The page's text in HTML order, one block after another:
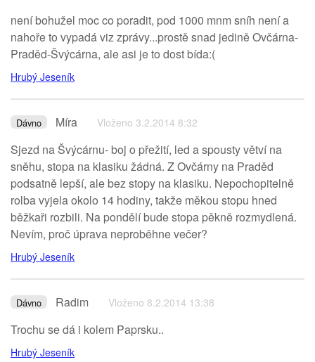
není bohužel moc co poradit, pod 1000 mnm sníh není a
nahoře to vypadá viz zprávy...prostě snad jedině Ovčárna-
Praděd-Švýcárna, ale asi je to dost bída:(
Hrubý Jeseník
Dávno Míra Vloženo 3.2.2014 8:32
Sjezd na Švýcárnu- boj o přežití, led a spousty větví na
sněhu, stopa na klasiku žádná. Z Ovčárny na Praděd
podsatně lepší, ale bez stopy na klasiku. Nepochopitelně
rolba vyjela okolo 14 hodiny, takže měkou stopu hned
běžkaři rozbili. Na pondělí bude stopa pěkně rozmydlená.
Nevím, proč úprava neproběhne večer?
Hrubý Jeseník
Dávno Radim Vloženo 8.2.2014 13:38
Trochu se dá i kolem Paprsku..
Hrubý Jeseník